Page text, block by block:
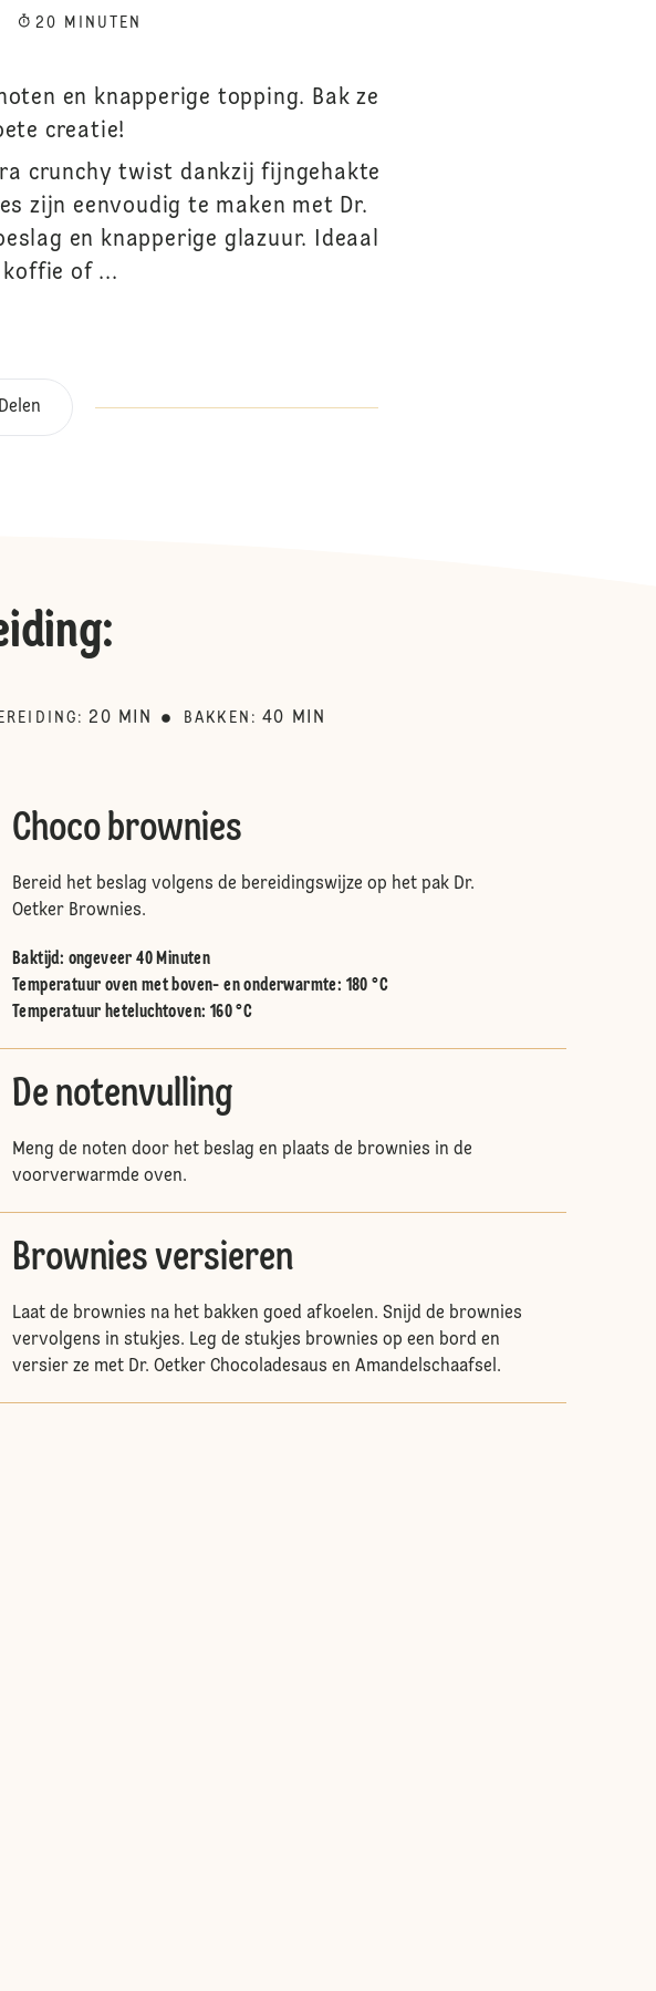
20 MINUTEN
en knapperige topping. Bak ze
creatie!
crunchy twist dankzij fijngehakte
zijn eenvoudig te maken met Dr.
en knapperige glazuur. Ideaal
of ...
Delen
:
: 20 MIN BAKKEN : 40 MIN
Choco brownies
Bereid het beslag volgens de bereidingswijze op het pak Dr.
Oetker Brownies.
Baktijd: ongeveer 40 Minuten
Temperatuur oven met boven- en onderwarmte: 180 °C
Temperatuur heteluchtoven: 160 °C
De notenvulling
Meng de noten door het beslag en plaats de brownies in de
voorverwarmde oven.
Brownies versieren
Laat de brownies na het bakken goed afkoelen. Snijd de brownies
vervolgens in stukjes. Leg de stukjes brownies op een bord en
versier ze met Dr. Oetker Chocoladesaus en Amandelschaafsel.